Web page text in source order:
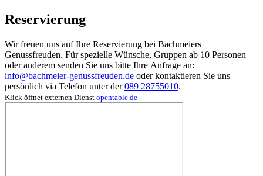
Reservierung
Wir freuen uns auf Ihre Reservierung bei Bachmeiers
Genussfreuden. Für spezielle Wünsche, Gruppen ab 10 Personen
oder anderem senden Sie uns bitte Ihre Anfrage an:
info@bachmeier-genussfreuden.de oder kontaktieren Sie uns
persönlich via Telefon unter der089 28755010.
Klick öffnet externen Dienst opentable.de